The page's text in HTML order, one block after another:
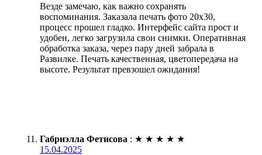
Везде замечаю, как важно сохранять
воспоминания. Заказала печать фото 20х30,
процесс прошел гладко. Интерфейс сайта прост и
удобен, легко загрузила свои снимки. Оперативная
обработка заказа, через пару дней забрала в
Развилке. Печать качественная, цветопередача на
высоте. Результат превзошел ожидания!
Габриэлла Фетисова : ★ ★ ★ ★ ★
15.04.2025